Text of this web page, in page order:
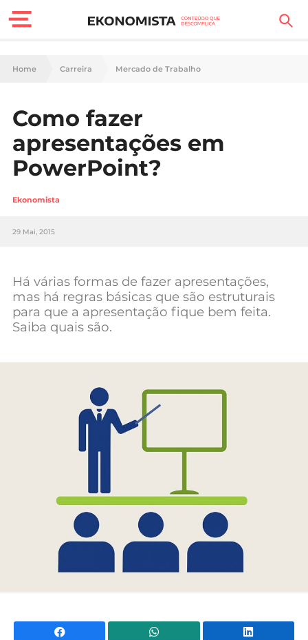
Finanças Pessoais
Carreira
Casa
Lifestyle
Sociedade
Negócios
Mundial 2026
Home Carreira Mercado de Trabalho
Como fazer
apresentações em
PowerPoint?
Ekonomista
29 Mai, 2015
Há várias formas de fazer apresentações,
mas há regras básicas que são estruturais
para que a apresentação fique bem feita.
Saiba quais são.
Facebook WhatsApp